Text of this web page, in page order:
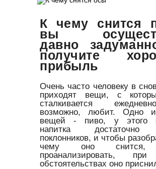
К чему снится
вы
давно
получите
прибыль
Очень часто человеку в
приходят вещи, с
сталкивается
возможно, любит. Одно
вещей - пиво, у этого
напитка достаточно
поклонников, и чтобы
чему оно снится,
проанализировать,
обстоятельствах оно